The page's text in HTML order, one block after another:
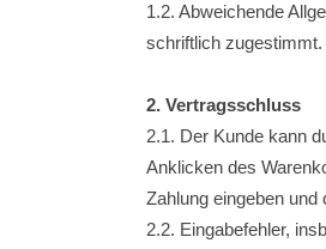
1.2. Abweichende
schriftlich zugestimmt.
2. Vertragsschluss
2.1. Der Kunde kann
Anklicken des
Zahlung eingeben und
2.2. Eingabefehler,